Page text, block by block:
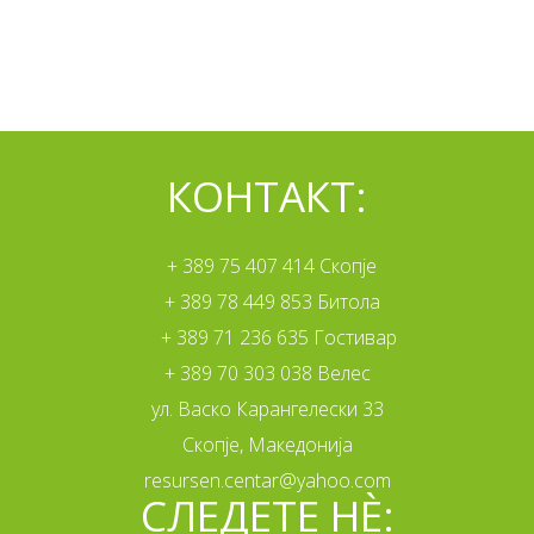
КОНТАКТ:
+ 389 75 407 414 Скопје
+ 389 78 449 853 Битола
+ 389 71 236 635 Гостивар
+ 389 70 303 038 Велес
ул. Васко Карангелески 33
Скопје, Македонија
resursen.centar@yahoo.com
СЛЕДЕТЕ НÈ: